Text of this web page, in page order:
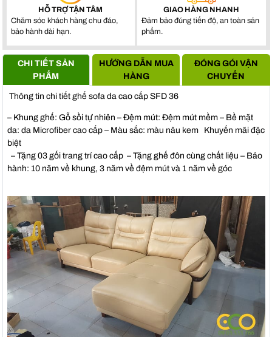
HỖ TRỢ TẬN TÂM
Chăm sóc khách hàng chu đáo,
bảo hành dài hạn.
GIAO HÀNG NHANH
Đảm bảo đúng tiến độ, an toàn sản
phẩm.
CHI TIẾT SẢN
PHẨM
HƯỚNG DẪN MUA
HÀNG
ĐÓNG GÓI VẬN
CHUYỂN
Thông tin chi tiết ghế sofa da cao cấp SFD 36
– Khung ghế: Gỗ sồi tự nhiên – Đệm mút: Đệm mút mềm – Bề mặt
da: da Microfiber cao cấp – Màu sắc: màu nâu kem Khuyến mãi đặc
biệt
– Tặng 03 gối trang trí cao cấp – Tặng ghế đôn cùng chất liệu – Bảo
hành: 10 năm về khung, 3 năm về đệm mút và 1 năm về góc